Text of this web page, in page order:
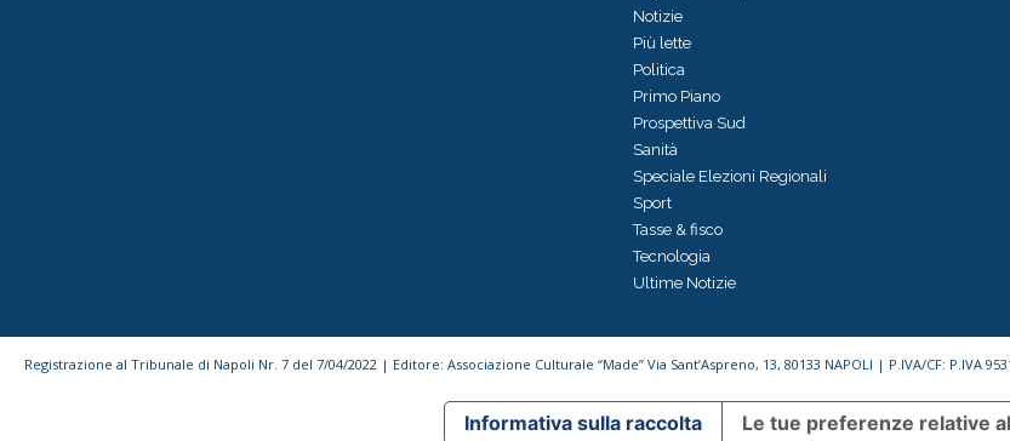
Notizie
Più lette
Politica
Primo Piano
Prospettiva Sud
Sanità
Speciale Elezioni Regionali
Sport
Tasse & fisco
Tecnologia
Ultime Notizie
Registrazione al Tribunale di Napoli Nr. 7 del 7/04/2022 | Editore: Associazione Culturale “Made” Via Sant’Aspreno, 13, 80133 NAPOLI | P.IVA/CF: P.IVA
Informativa sulla raccolta Le tue preferenze relative